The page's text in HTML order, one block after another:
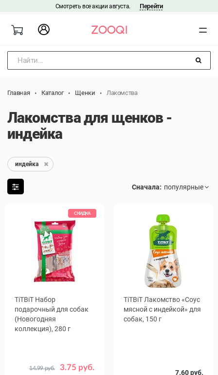
Смотреть все акции августа. Перейти
Найти...
Главная Каталог Щенки Лакомства
Лакомства для щенков -
индейка
индейка
Сначала:
СКИДКА
TiTBiT Набор
подарочный для собак
(Новогодняя
коллекция), 280 г
3.75 руб.
14.99 руб.
Срок
19.09.26
TiTBiT Лакомство «Соус
мясной с индейкой» для
собак, 150 г
7.60 руб.
1 6